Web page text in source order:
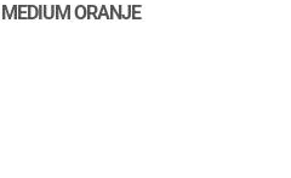
ORANJE